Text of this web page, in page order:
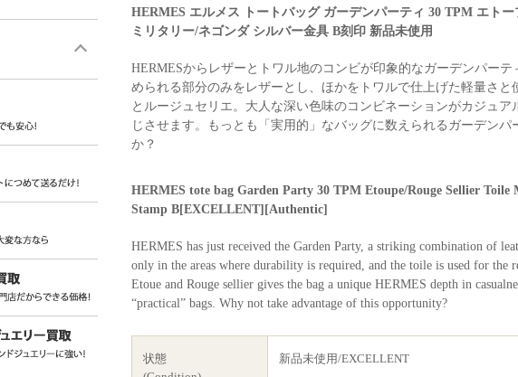
HERMES エルメス トートバッグ ガーデンパーティ 30 TPM エト
ミリタリー/ネゴンダ シルバー金具 B刻印 新品未使用
HERMESからレザーとトワル地のコンビが印象的なガーデンパー
められる部分のみをレザーとし、ほかをトワルで仕上げた軽量さ
とルージュセリエ。大人な深い色味のコンビネーションがカジュ
じさせます。もっとも「実用的」なバッグに数えられるガーデン
か？
HERMES tote bag Garden Party 30 TPM Etoupe/Rouge Sellier
Stamp B[EXCELLENT][Authentic]
HERMES has just received the Garden Party, a striking combination of
only in the areas where durability is required, and the toile is used for the
Etoue and Rouge sellier gives the bag a unique HERMES depth in
“practical” bags. Why not take advantage of this opportunity?
状態
新品未使用/EXCELLENT